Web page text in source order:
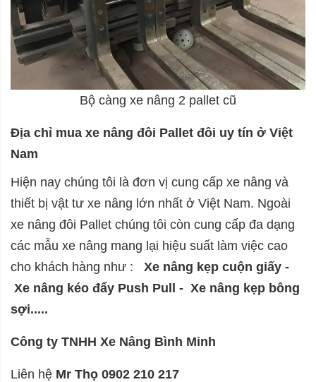
Bộ càng xe nâng 2 pallet cũ
Địa chỉ mua xe nâng đôi Pallet đôi uy tín ở Việt
Nam
Hiện nay chúng tôi là đơn vị cung cấp xe nâng và
thiết bị vật tư xe nâng lớn nhất ở Việt Nam. Ngoài
xe nâng đôi Pallet chúng tôi còn cung cấp đa dạng
các mẫu xe nâng mang lại hiệu suất làm việc cao
cho khách hàng như :
Xe nâng kẹp cuộn giấy -
Xe nâng kéo đẩy Push Pull - Xe nâng kẹp bông
sợi.....
Công ty TNHH Xe Nâng Bình Minh
Liên hệ Mr Thọ 0902 210 217